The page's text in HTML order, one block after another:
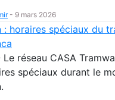
- 9 mars 2026
: horaires spéciaux du
réseau CASA
spéciaux durant le